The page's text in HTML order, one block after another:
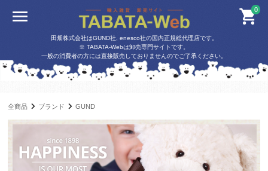
0
田畑株式会社はGUND社, enesco社の国内正規総代理店です。
※ TABATA-Webは卸売専門サイトです。
一般の消費者の方には直接販売しておりませんのでご了承ください。
全商品 ブランド GUND